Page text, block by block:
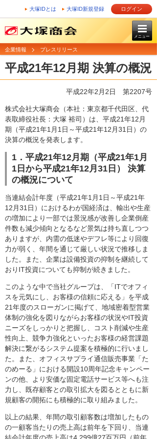
大塚IDとは 大塚ID新規登録 ログイン
メニュー
企業情報 プレスリリース
平成21年12月期 決算の概況
平成22年2月2日 第2207号
株式会社大塚商会（本社：東京都千代田区、代
表取締役社長：大塚 裕司）は、平成21年12月
期（平成21年1月1日～平成21年12月31日）の
決算の概況を発表します。
1．平成21年12月期（平成21年1月
1日から平成21年12月31日） 決算
の概況について
当連結会計年度（平成21年1月1日～平成21年
12月31日）におけるわが国経済は、輸出や生産
の増加により一部では景況感が改善し企業倒産
件数も減少傾向となるなど景気は持ち直しつつ
ありますが、内需の低迷やデフレ等により回復
力が弱く、年間を通じて厳しい状況で推移しま
した。また、企業は設備投資の抑制を継続して
おりIT投資についても抑制が続きました。
このような中で当社グループは、「ITでオフィ
スを元気にし、お客様の信頼に応える」を平成
21年度のスローガンに掲げて、地域密着型営業
体制の強化を図りながらお客様の状況やIT投資
ニーズをしっかりと把握し、コスト削減や生産
性向上、競争力強化といったお客様の経営課題
解決に繋がるシステム提案を積極的に行いまし
た。また、オフィスサプライ通信販売事業「た
のめーる」における開設10周年記念キャンペー
ンの他、より安価な固定電話サービス等へも注
力し、既存顧客との取引拡大を図るとともに新
規顧客の開拓にも積極的に取り組みました。
以上の結果、年間の取引顧客数は増加したもの
の一顧客当たりの売上高は前年を下回り、当連